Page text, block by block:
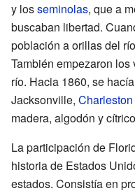
y losseminolas, que a
buscaban libertad.
población a orillas del
También empezaron los
río. Hacia 1860, se
Jacksonville, Charleston
madera, algodón y
La participación de
historia de Estados
estados. Consistía en